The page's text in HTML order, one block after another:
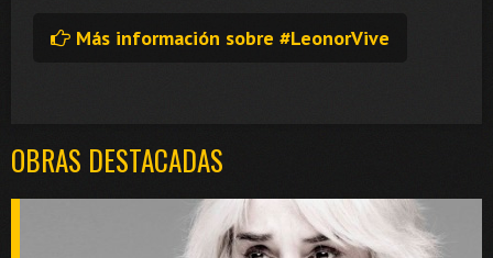
Más información sobre #LeonorVive
OBRAS DESTACADAS